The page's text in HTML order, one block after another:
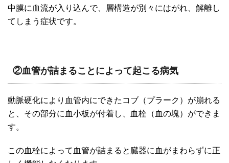
中膜に血流が入り込んで、層構造が別々にはがれ、解離し
てしまう症状です。
②血管が詰まることによって起こる病気
動脈硬化により血管内にできたコブ（プラーク）が崩れる
と、その部分に血小板が付着し、血栓（血の塊）ができま
す。
この血栓によって血管が詰まると臓器に血がまわらずに正